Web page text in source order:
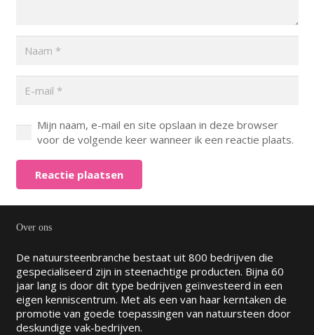
Mijn naam, e-mail en site opslaan in deze browser
voor de volgende keer wanneer ik een reactie plaats.
Reactie plaatsen
Over ons
De natuursteenbranche bestaat uit 800 bedrijven die
gespecialiseerd zijn in steenachtige producten. Bijna 60
jaar lang is door dit type bedrijven geïnvesteerd in een
eigen kenniscentrum. Met als een van haar kerntaken de
promotie van goede toepassingen van natuursteen door
deskundige vak-bedrijven.